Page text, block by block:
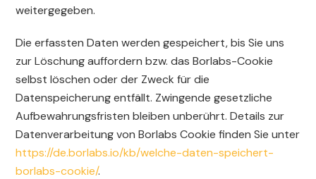
weitergegeben.
Die erfassten Daten werden gespeichert, bis Sie uns
zur Löschung auffordern bzw. das Borlabs-Cookie
selbst löschen oder der Zweck für die
Datenspeicherung entfällt. Zwingende gesetzliche
Aufbewahrungsfristen bleiben unberührt. Details zur
Datenverarbeitung von Borlabs Cookie finden Sie unter
https://de.borlabs.io/kb/welche-daten-speichert-
borlabs-cookie/.